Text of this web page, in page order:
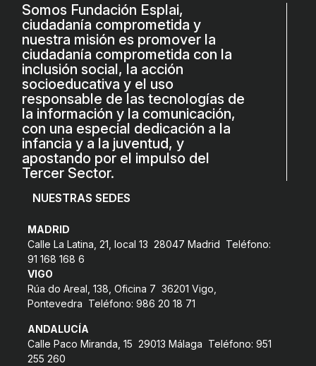
Somos Fundación Esplai,
ciudadanía comprometida y
nuestra misión es promover la
ciudadanía comprometida con la
inclusión social, la acción
socioeducativa y el uso
responsable de las tecnologías de
la información y la comunicación,
con una especial dedicación a la
infancia y a la juventud, y
apostando por el impulso del
Tercer Sector.
NUESTRAS SEDES
MADRID
Calle La Latina, 21, local 13 28047 Madrid Teléfono:
91 168 168 6
VIGO
Rúa do Areal, 138, Oficina 7 36201 Vigo,
Pontevedra Teléfono: 986 20 18 71
ANDALUCÍA
Calle Paco Miranda, 15 29013 Málaga Teléfono: 951
255 260